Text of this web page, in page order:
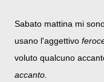
Sabato mattina mi
usano l'aggettivo
voluto qualcuno
accanto.